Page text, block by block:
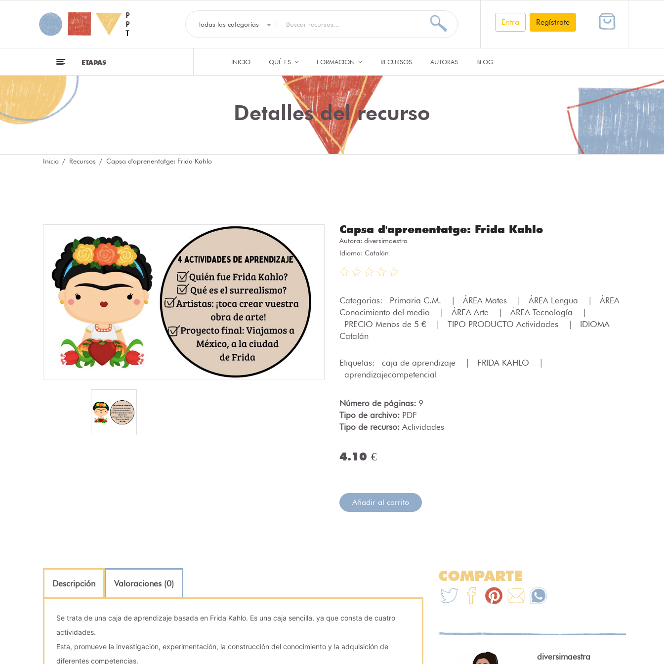
Todas las categorías Entra Regístrate
ETAPAS INICIO QUÉ ES FORMACIÓN RECURSOS AUTORAS BLOG
Detalles del recurso
Inicio Recursos Capsa d'aprenentatge: Frida Kahlo
Capsa d'aprenentatge: Frida Kahlo
Autora: diversimaestra
Idioma: Catalán
Categorias: Primaria C.M. ÁREA Mates ÁREA Lengua
ÁREA
Conocimiento del medio
ÁREA Arte ÁREA Tecnología
PRECIO Menos de 5 €
TIPO PRODUCTO Actividades
IDIOMA
Catalán
Etiquetas: caja de aprendizaje FRIDA KAHLO
aprendizajecompetencial
Número de páginas: 9
Tipo de archivo: PDF
Tipo de recurso: Actividades
4.10 €
Añadir al carrito
Descripción Valoraciones (0)
Se trata de una caja de aprendizaje basada en Frida Kahlo. Es una caja sencilla, ya que consta de cuatro
actividades.
Esta, promueve la investigación, experimentación, la construcción del conocimiento y la adquisición de
diferentes competencias.
COMPARTE
diversimaestra